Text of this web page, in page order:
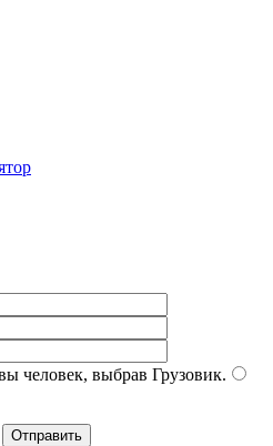
человек, выбрав Грузовик.